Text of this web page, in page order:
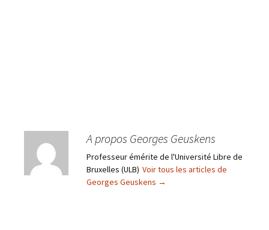
A propos Georges Geuskens
Professeur émérite de l'Université Libre de
Bruxelles (ULB) Voir tous les articles de
Georges Geuskens →